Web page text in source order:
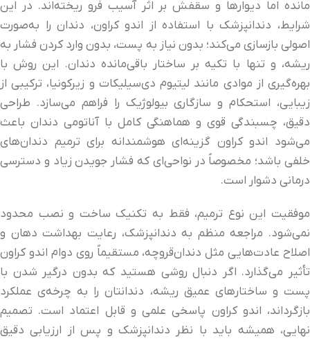
مانده اما دیوارها و سقفش بر اثر آسیب فرو ریخته‌اند. در این
شرایط، دندانپزشک با استفاده از اندو کراون، دندان را به‌صورت
اصولی بازسازی می‌کند؛ بدون نیاز به پست، بدون وارد کردن فشار به
ریشه، و تنها با تکیه بر ساختار باقی‌مانده دندان. این روش با
بهره‌گیری از موادی مانند لیتیوم دی‌سیلیکات و زیرکونیا، ترکیبی از
زیبایی، استحکام و سازگاری بیولوژیک را فراهم می‌سازد. طراحی
دقیق، چسبندگی قوی و هماهنگی کامل با آناتومی دندان باعث
می‌شود اندو کراون گزینه‌ای هوشمندانه برای ترمیم دندان‌های
خلفی باشد؛ مخصوصاً در نواحی‌ای که فشار جویدن زیاد و دسترسی
درمانی دشوار است.
موفقیت این نوع ترمیم، فقط به تکنیک ساخت و نصب محدود
نمی‌شود. مراجعه منظم به دندانپزشک، رعایت بهداشت دهان و
اصلاح عادت‌هایی مثل دندان‌قروچه، مستقیماً روی دوام اندو کراون
تأثیر می‌گذارد. اگر دنبال روشی هستید که بدون درگیر شدن با
پست و ساختارهای عمیق ریشه، دندانتان را به چرخه‌ی عملکرد
بازگرداند، اندو کراون پاسخی علمی و قابل اعتماد است. تصمیم
نهایی، همیشه باید با نظر دندانپزشک و پس از ارزیابی دقیق